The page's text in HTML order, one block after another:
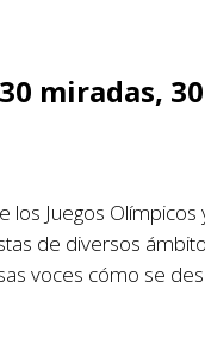
miradas,
Juegos
de diversos
voces cómo se